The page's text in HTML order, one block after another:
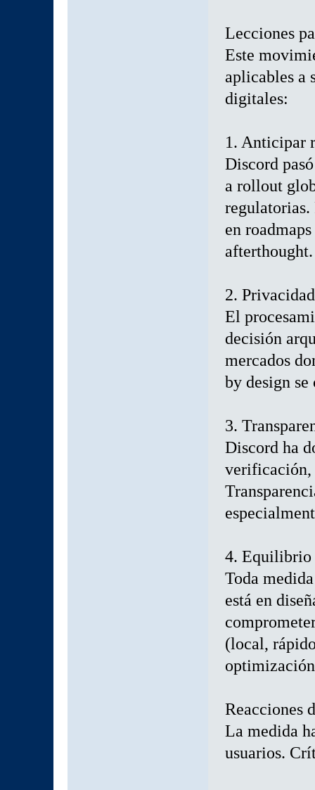
Lecciones
Este
aplicables a
digitales:
1. Anticipar
Discord
a rollout
regulatorias.
en
afterthought.
2.
El
decisión
mercados
by design
3.
Discord ha
verificación,
4. Equilibrio
Toda
está en
(local,
Reacciones
La medida
usuarios.